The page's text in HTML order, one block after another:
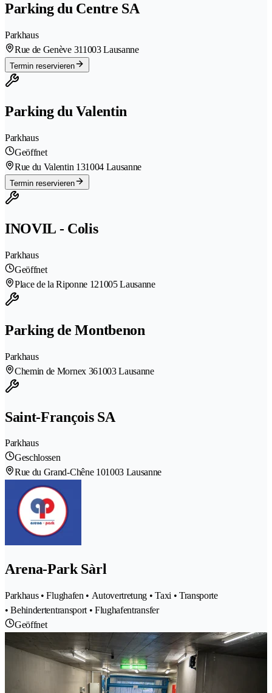
Parking du Centre SA
Parkhaus
Rue de Genève 311003 Lausanne
Termin reservieren
Parking du Valentin
Parkhaus
Geöffnet
Rue du Valentin 131004 Lausanne
Termin reservieren
INOVIL - Colis
Parkhaus
Geöffnet
Place de la Riponne 121005 Lausanne
Parking de Montbenon
Parkhaus
Chemin de Mornex 361003 Lausanne
Saint-François SA
Parkhaus
Geschlossen
Rue du Grand-Chêne 101003 Lausanne
Arena-Park Sàrl
Parkhaus • Flughafen • Autovertretung • Taxi • Transporte
• Behindertentransport • Flughafentransfer
Geöffnet